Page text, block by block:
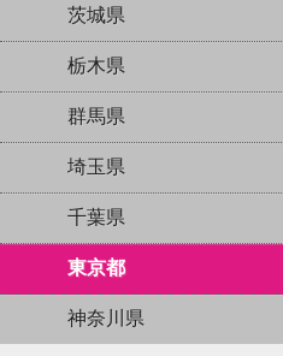
茨城県
栃木県
群馬県
埼玉県
千葉県
東京都
神奈川県